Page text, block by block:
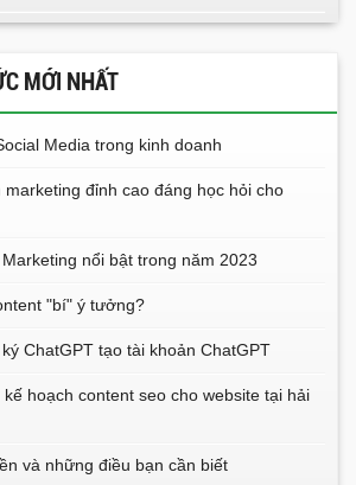
MỚI NHẤT
Media trong kinh doanh
marketing đỉnh cao đáng học hỏi cho
nổi bật trong năm 2023
"bí" ý tưởng?
ChatGPT tạo tài khoản ChatGPT
hoạch content seo cho website tại hải
và những điều bạn cần biết